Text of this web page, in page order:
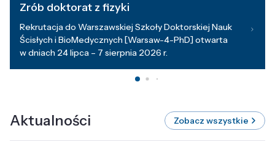
Zrób doktorat z fizyki
Rekrutacja do Warszawskiej Szkoły Doktorskiej Nauk
Ścisłych i BioMedycznych [Warsaw-4-PhD] otwarta
w dniach 24 lipca – 7 sierpnia 2026 r.
Aktualności Zobacz wszystkie